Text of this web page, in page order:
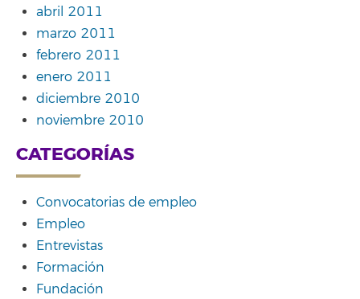
abril 2011
marzo 2011
febrero 2011
enero 2011
diciembre 2010
noviembre 2010
CATEGORÍAS
Convocatorias de empleo
Empleo
Entrevistas
Formación
Fundación